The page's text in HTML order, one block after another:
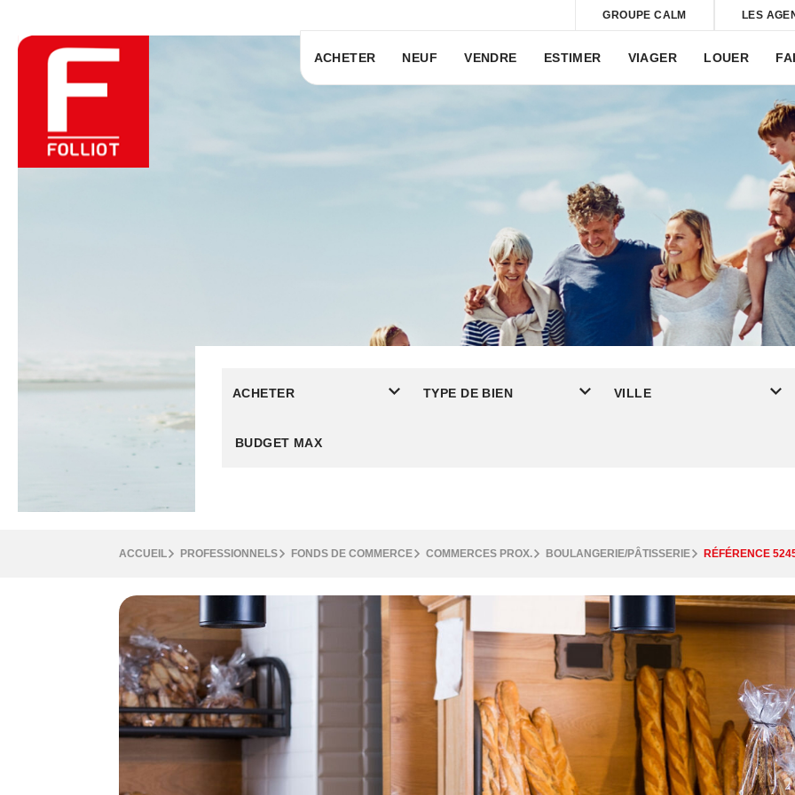
GROUPE CALM LES
ACHETER NEUF VENDRE ESTIMER VIAGER LOUER
ACHETER TYPE DE BIEN VILLE
ACCUEIL PROFESSIONNELS FONDS DE COMMERCE COMMERCES PROX. BOULANGERIE/PÂTISSERIE RÉFÉRENCE